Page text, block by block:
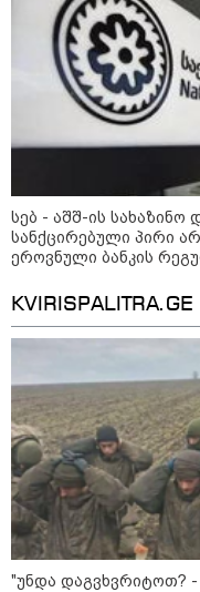
12:46 / 07-08-2026
ოკუპირებულ
დეფიციტია,
ინფორმაციას
კვლევის
სებ - აშშ-ის სახაზინო
სანქცირებული პირი
ეროვნული ბანკის
KVIRISPALITRA.GE
"უნდა დაგვხვრიტოთ?